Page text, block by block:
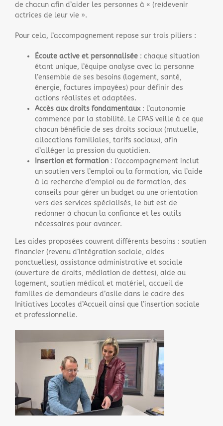
de chacun afin d’aider les personnes à « (re)devenir
actrices de leur vie ».
Pour cela, l’accompagnement repose sur trois piliers :
Écoute active et personnalisée : chaque situation
étant unique, l’équipe analyse avec la personne
l’ensemble de ses besoins (logement, santé,
énergie, factures impayées) pour définir des
actions réalistes et adaptées.
Accès aux droits fondamentaux : l’autonomie
commence par la stabilité. Le CPAS veille à ce que
chacun bénéficie de ses droits sociaux (mutuelle,
allocations familiales, tarifs sociaux), afin
d’alléger la pression du quotidien.
Insertion et formation : l’accompagnement inclut
un soutien vers l’emploi ou la formation, via l’aide
à la recherche d’emploi ou de formation, des
conseils pour gérer un budget ou une orientation
vers des services spécialisés, le but est de
redonner à chacun la confiance et les outils
nécessaires pour avancer.
Les aides proposées couvrent différents besoins : soutien
financier (revenu d’intégration sociale, aides
ponctuelles), assistance administrative et sociale
(ouverture de droits, médiation de dettes), aide au
logement, soutien médical et matériel, accueil de
familles de demandeurs d’asile dans le cadre des
Initiatives Locales d’Accueil ainsi que l’insertion sociale
et professionnelle.